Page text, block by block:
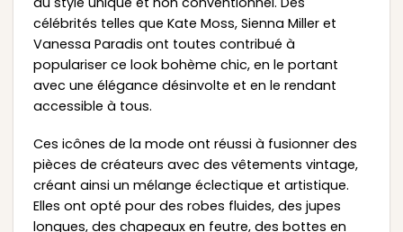
célébrités telles que Kate Moss, Sienna Miller et
Vanessa Paradis ont toutes contribué à
populariser ce look bohème chic, en le portant
avec une élégance désinvolte et en le rendant
accessible à tous.
Ces icônes de la mode ont réussi à fusionner des
pièces de créateurs avec des vêtements vintage,
créant ainsi un mélange éclectique et artistique.
Elles ont opté pour des robes fluides, des jupes
longues, des chapeaux en feutre, des bottes en